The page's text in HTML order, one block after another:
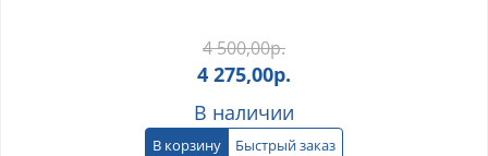
4 500,00р.
4 275,00р.
В наличии
В корзину Быстрый заказ